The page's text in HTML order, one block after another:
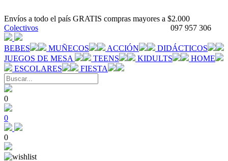
Envíos a todo el país GRATIS compras mayores a $2.000
097 957 306
Colectivos
BEBES MUÑECOS ACCIÓN
DIDÁCTICOS
JUEGOS DE MESA
TEENS KIDULTS
HOME
ESCOLARES
FIESTA
0
0
0